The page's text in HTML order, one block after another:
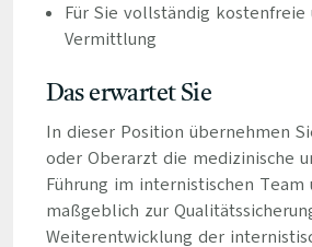
Für Sie vollständig
Vermittlung
Das erwartet Sie
In dieser Position übernehmen
oder Oberarzt die medizinische
Führung im internistischen Team
maßgeblich zur
Weiterentwicklung der